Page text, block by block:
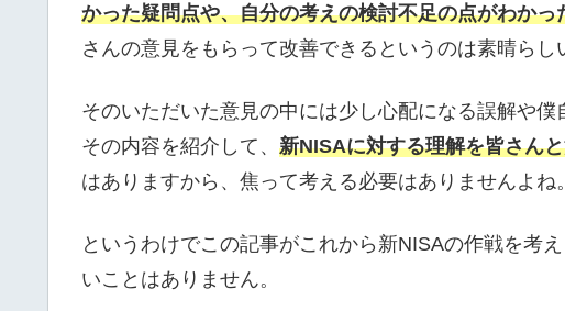
かった疑問点や、自分の考えの検討不足の点がわかっ
さんの意見をもらって改善できるというのは素晴らし
そのいただいた意見の中には少し心配になる誤解や
その内容を紹介して、 新NISAに対する理解を皆さん
はありますから、焦って考える必要はありませんよね
というわけでこの記事がこれから新NISAの作戦を考
いことはありません。